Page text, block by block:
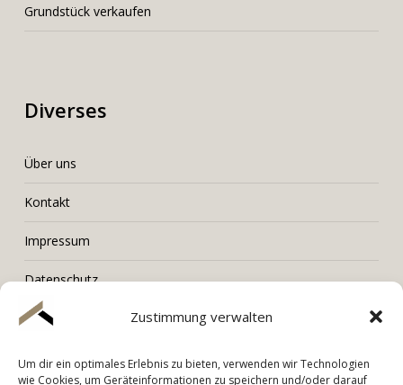
Zustimmung verwalten
Um dir ein optimales Erlebnis zu bieten, verwenden wir Technologien
wie Cookies, um Geräteinformationen zu speichern und/oder darauf
Grundstück verkaufen
Diverses
Über uns
Kontakt
Impressum
Datenschutz
LORENZ Immobilien